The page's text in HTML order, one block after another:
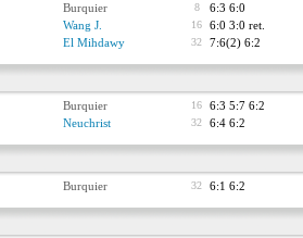
Burquier 8 6:3 6:0
Wang J. 16 6:0 3:0 ret.
El Mihdawy 32 7:6(2) 6:2
Burquier 16 6:3 5:7 6:2
Neuchrist 32 6:4 6:2
Burquier 32 6:1 6:2